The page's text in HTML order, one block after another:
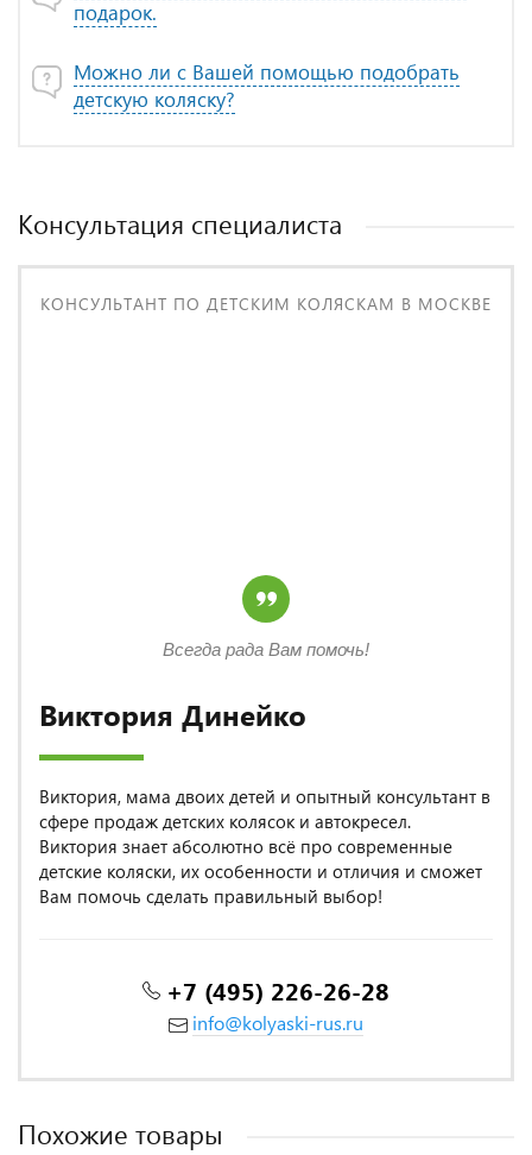
подарок.
Можно ли с Вашей помощью подобрать
детскую коляску?
Консультация специалиста
КОНСУЛЬТАНТ ПО ДЕТСКИМ КОЛЯСКАМ В МОСКВЕ
Виктория Динейко
Виктория, мама двоих детей и опытный консультант в
сфере продаж детских колясок и автокресел.
Виктория знает абсолютно всё про современные
детские коляски, их особенности и отличия и сможет
Вам помочь сделать правильный выбор!
+7 (495) 226-26-28
info@kolyaski-rus.ru
Всегда рада Вам помочь!
Похожие товары